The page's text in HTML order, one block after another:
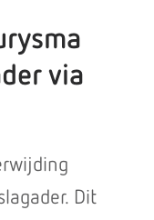
via
Dit